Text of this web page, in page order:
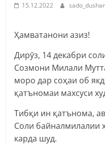
15.12.2022
Ҳамватанони азиз!
Дирӯз, 14 декабри
Созмони Милали
моро дар соҳаи об
қатъномаи махсуси
Тибқи ин қатънома,
Соли байналмилалии
карда шуд.